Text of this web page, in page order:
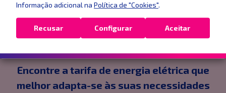
As demais tarifas paraLUZ
Encontre a tarifa de energia elétrica que
melhor adapta-se às suas necessidades
Informação adicional na Política de "Cookies".
Recusar Configurar Aceitar